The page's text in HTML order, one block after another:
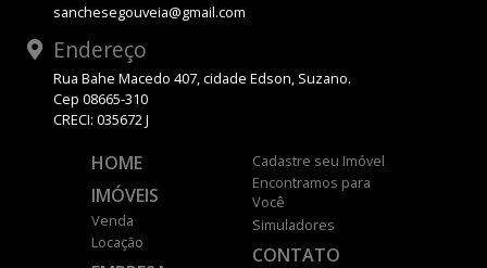
sanchesegouveia@gmail.com
Endereço
Rua Bahe Macedo 407, cidade Edson, Suzano.
Cep 08665-310
CRECI: 035672 J
HOME
IMÓVEIS
Venda
Locação
Cadastre seu Imóvel
Encontramos para
Você
Simuladores
CONTATO